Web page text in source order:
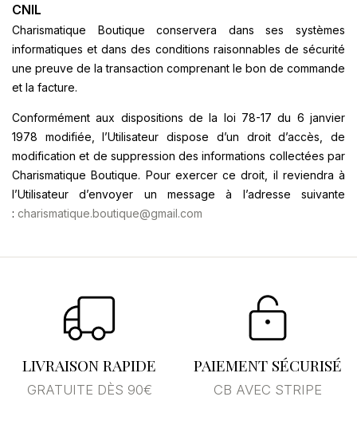
CNIL
Charismatique Boutique conservera dans ses systèmes
informatiques et dans des conditions raisonnables de sécurité
une preuve de la transaction comprenant le bon de commande
et la facture.
Conformément aux dispositions de la loi 78-17 du 6 janvier
1978 modifiée, l’Utilisateur dispose d’un droit d’accès, de
modification et de suppression des informations collectées par
Charismatique Boutique. Pour exercer ce droit, il reviendra à
l’Utilisateur d’envoyer un message à l’adresse suivante
: charismatique.boutique@gmail.com
LIVRAISON RAPIDE
GRATUITE DÈS 90€
PAIEMENT SÉCURISÉ
CB AVEC STRIPE
Se connecter ×
Vous devez être connecté pour enregistrer des
produits dans votre liste d'envies.
Annuler Se connecter